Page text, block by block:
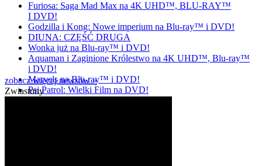
Furiosa: Saga Mad Max na 4K UHD™, BLU-RAY™
I DVD!
Godzilla i Kong: Nowe imperium na Blu-ray™ i DVD!
DIUNA: CZĘŚĆ DRUGA
Wonka już na Blu-ray™ i DVD!
Aquaman i Zaginione Królestwo na 4K UHD™, Blu-ray™
i DVD!
Marvels na Blu-ray™ i DVD!
Psi Patrol: Wielki Film na DVD!
zobacz więcej newsów »
Zwiastuny